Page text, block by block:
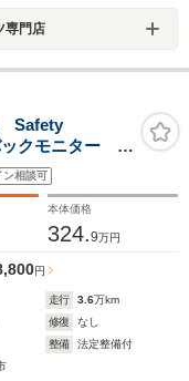
専門店
Safety
クモニター ド
ーダークルー
ートヒーター
相談可
本体価格
324.9万円
円
走行 3.6万km
修復
なし
整備
法定整備付